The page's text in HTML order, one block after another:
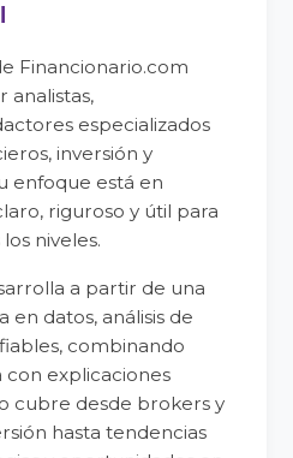
Financionario.com
analistas,
especializados
inversión y
enfoque está en
riguroso y útil para
niveles.
a partir de una
en datos, análisis de
combinando
explicaciones
cubre desde brokers y
hasta tendencias